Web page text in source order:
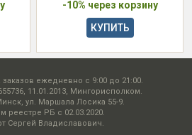
-10% через корзину
КУПИТЬ
ежедневно с 9:00 до 21:00.
11.01.2013, Мингорисполком.
ул. Маршала Лосика 55-9.
реестре РБ с 02.03.2020.
Сергей Владиславович.